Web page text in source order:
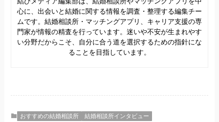
心に、出会いと結婚に関する情報を調査・整理する編集チー
ムです。結婚相談所・マッチングアプリ、キャリア支援の専
門家が情報の精査を行っています。迷いや不安が生まれやす
い分野だからこそ、自分に合う道を選択するための指針にな
ることを目指しています。
おすすめの結婚相談所 結婚相談所インタビュー